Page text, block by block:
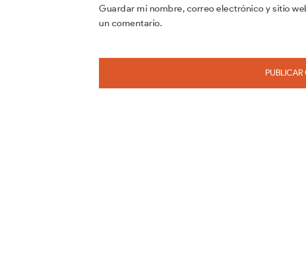
Guardar mi nombre, correo electrónico y sitio
un comentario.